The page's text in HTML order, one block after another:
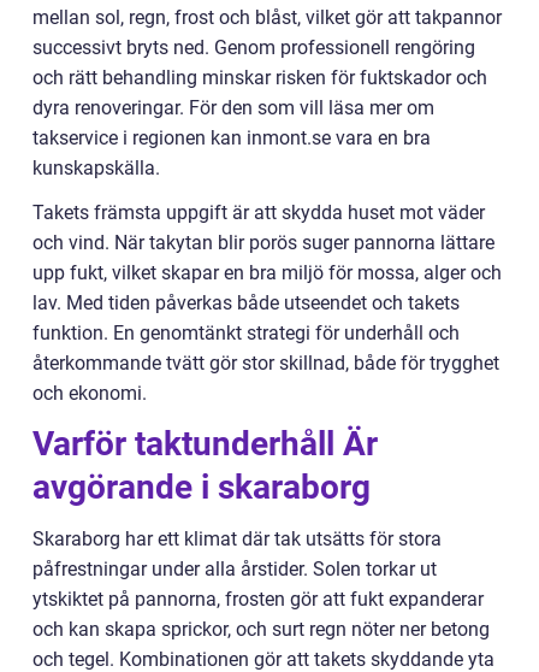
mellan sol, regn, frost och blåst, vilket gör att takpannor
successivt bryts ned. Genom professionell rengöring
och rätt behandling minskar risken för fuktskador och
dyra renoveringar. För den som vill läsa mer om
takservice i regionen kan inmont.se vara en bra
kunskapskälla.
Takets främsta uppgift är att skydda huset mot väder
och vind. När takytan blir porös suger pannorna lättare
upp fukt, vilket skapar en bra miljö för mossa, alger och
lav. Med tiden påverkas både utseendet och takets
funktion. En genomtänkt strategi för underhåll och
återkommande tvätt gör stor skillnad, både för trygghet
och ekonomi.
Varför taktunderhåll Är
avgörande i skaraborg
Skaraborg har ett klimat där tak utsätts för stora
påfrestningar under alla årstider. Solen torkar ut
ytskiktet på pannorna, frosten gör att fukt expanderar
och kan skapa sprickor, och surt regn nöter ner betong
och tegel. Kombinationen gör att takets skyddande yta